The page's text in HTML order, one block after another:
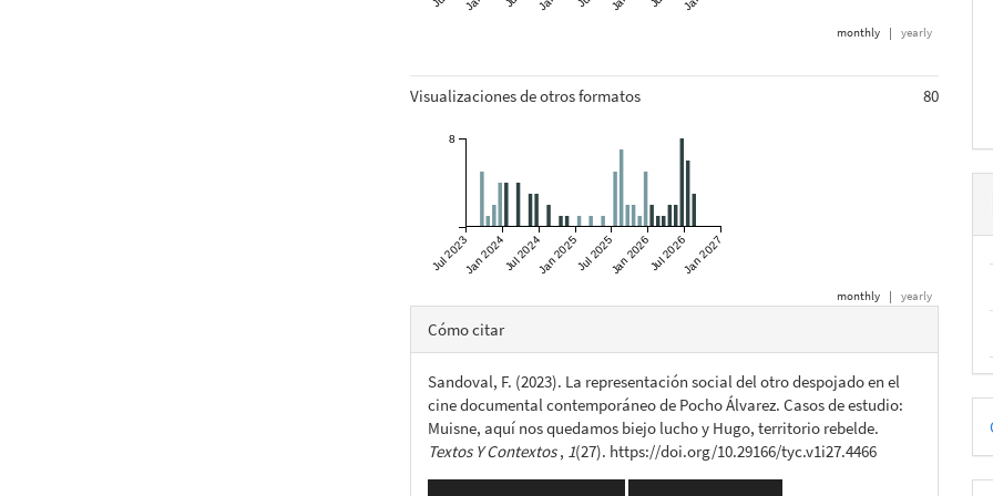
monthly | yearly
Visualizaciones de otros formatos 80
Jul 2023Jan 2024Jul 2024Jan 2025Jul 2025Jan 2026Jul 2026Jan 2027
8
monthly | yearly
Detalles
del
artículo
Cómo citar
Sandoval, F. (2023). La representación social del otro despojado en el
cine documental contemporáneo de Pocho Álvarez. Casos de estudio:
Muisne, aquí nos quedamos biejo lucho y Hugo, territorio rebelde.
Textos Y Contextos, 1(27). https://doi.org/10.29166/tyc.v1i27.4466